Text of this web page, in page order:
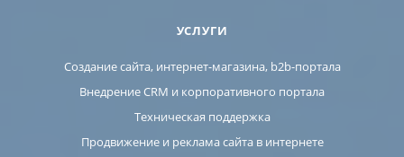
УСЛУГИ
Создание сайта, интернет-магазина, b2b-портала
Внедрение CRM и корпоративного портала
Техническая поддержка
Продвижение и реклама сайта в интернете